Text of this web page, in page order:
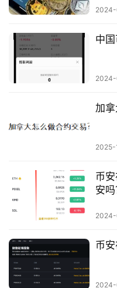
中国
加拿
币
安吗
币安